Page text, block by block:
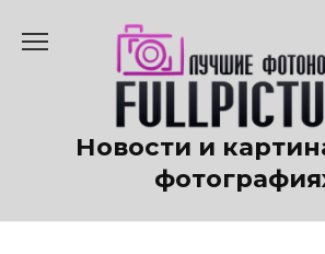
содержанию
Новости и